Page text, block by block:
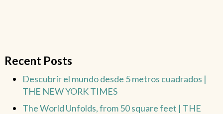
Recent Posts
Descubrir el mundo desde 5 metros cuadrados |
THE NEW YORK TIMES
The World Unfolds, from 50 square feet | THE